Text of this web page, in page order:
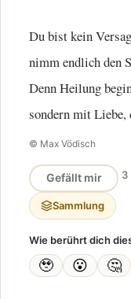
Du bist kein
nimm endlich den
Denn Heilung
sondern mit
© Max Vödisch
Gefällt mir 3
Sammlung
Wie berührt dich
🥹 😮 🤔